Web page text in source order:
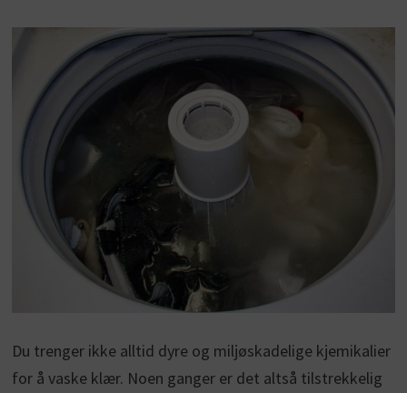
Du trenger ikke alltid dyre og miljøskadelige kjemikalier
for å vaske klær. Noen ganger er det altså tilstrekkelig